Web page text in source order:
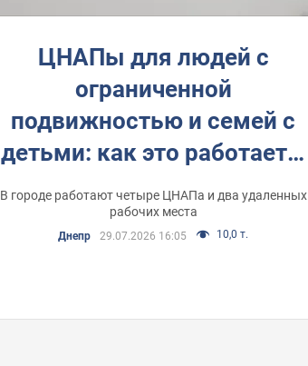
ЦНАПы для людей с
ограниченной
подвижностью и семей с
детьми: как это работает в
Днепре
В городе работают четыре ЦНАПа и два удаленных
рабочих места
Днепр 29.07.2026 16:05 10,0 т.